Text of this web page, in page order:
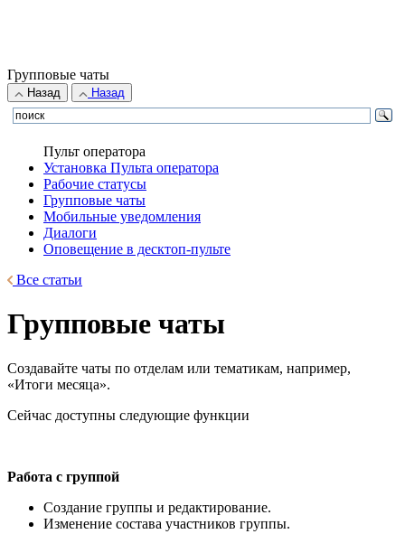
Групповые чаты
Назад Назад
Пульт оператора
Установка Пульта оператора
Рабочие статусы
Групповые чаты
Мобильные уведомления
Диалоги
Оповещение в десктоп-пульте
Все статьи
Групповые чаты
Создавайте чаты по отделам или тематикам, например,
«Итоги месяца».
Сейчас доступны следующие функции
Работа с группой
Создание группы и редактирование.
Изменение состава участников группы.